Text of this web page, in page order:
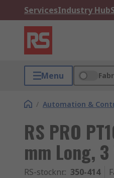
ServicesIndustry Hub
Menu
/ Automation &
RS PRO
mm Long,
RS-stocknr.: 350-414